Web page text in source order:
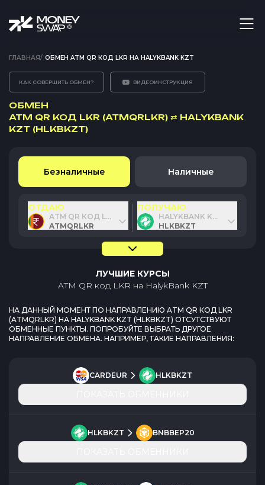
ГЛАВНАЯ/ ОБМЕН ATM QR КОД LKR НА HALYKBANK KZT
КАК СОВЕРШИТЬ ОБМЕН? ВИДЕОИНСТРУКЦИЯ
ОБМЕН
ATM QR КОД LKR (ATMQRLKR) ⇄ HALYKBANK
KZT (HLKBKZT)
Безналичные Наличные
ОТДАЮ
ATM QR КОД LKR
ATMQRLKR
ПОЛУЧАЮ
HALYKBANK KZT
HLKBKZT
ЛУЧШИЕ КУРСЫ
ATM QR код LKR на HalykBank KZT
НА ДАННЫЙ МОМЕНТ ПО НАПРАВЛЕНИЮ ATM QR КОД LKR
(ATMQRLKR) НА HALYKBANK KZT (HLKBKZT) ОТСУТСТВУЮТ
ОБМЕННЫЕ ПУНКТЫ. ПОПРОБУЙТЕ ВЫБРАТЬ ДРУГОЕ
НАПРАВЛЕНИЕ ОБМЕНА. НАПРИМЕР, ТАКИЕ НАПРАВЛЕНИЯ:
CARDEUR HLKBKZT
HLKBKZT BNBBEP20